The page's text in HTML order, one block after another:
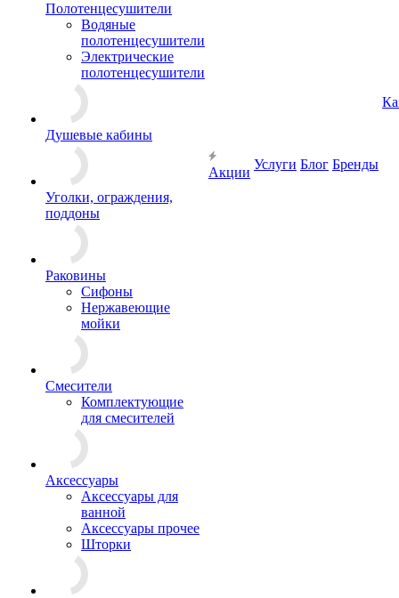
Полотенцесушители
Водяные
полотенцесушители
Электрические
полотенцесушители
Душевые кабины
Уголки, ограждения,
поддоны
Раковины
Сифоны
Нержавеющие
мойки
Смесители
Комплектующие
для смесителей
Аксессуары
Аксессуары для
ванной
Аксессуары прочее
Шторки
Акции
Услуги Блог Бренды